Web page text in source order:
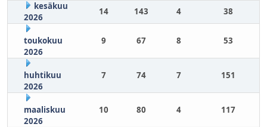
kesäkuu
2026
14 143 4 38
toukokuu
2026
9 67 8 53
huhtikuu
2026
7 74 7 151
maaliskuu
2026
10 80 4 117